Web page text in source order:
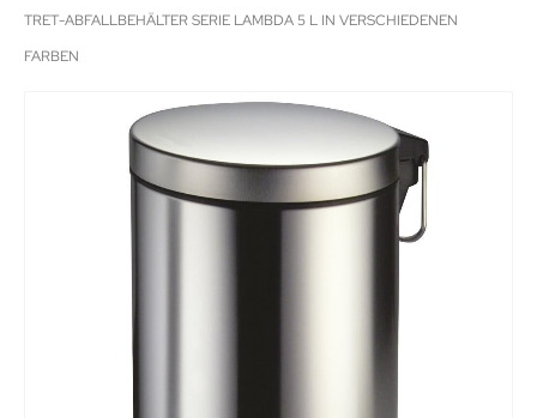
TRET-ABFALLBEHÄLTER SERIE LAMBDA 5 L IN VERSCHIEDENEN
FARBEN